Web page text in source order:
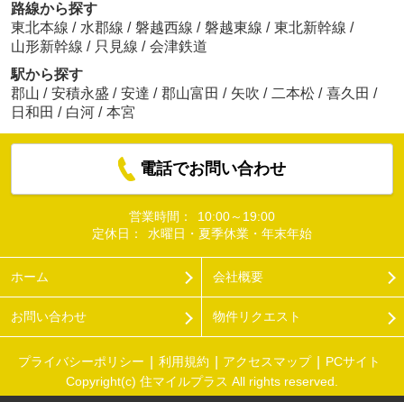
路線から探す
東北本線 / 水郡線 / 磐越西線 / 磐越東線 / 東北新幹線 /
山形新幹線 / 只見線 / 会津鉄道
駅から探す
郡山 / 安積永盛 / 安達 / 郡山富田 / 矢吹 / 二本松 / 喜久田 /
日和田 / 白河 / 本宮
電話でお問い合わせ
営業時間：
10:00～19:00
定休日：
水曜日・夏季休業・年末年始
ホーム 会社概要
お問い合わせ 物件リクエスト
プライバシーポリシー 利用規約 アクセスマップ
PCサイト
Copyright(c) 住マイルプラス All rights reserved.